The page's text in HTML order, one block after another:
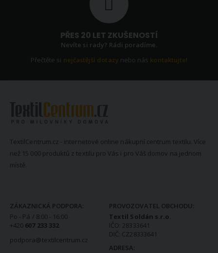
PŘES 20 LET ZKUŠENOSTÍ
Nevíte si rady? Rádi poradíme.
Přečtěte si nejčastější dotazy nebo nás kontaktujte!
TextilCentrum.cz - internetové online nákupní centrum textilu. Více
než 15 000 produktů z textilu pro Vás i pro Váš domov na jednom
místě.
ZÁKAZNICKÁ PODPORA:
Po - Pá / 8:00 - 16:00
+420 607 233 332
podpora@textilcentrum.cz
PROVOZOVATEL OBCHODU:
Textil Soldán s.r.o.
IČO: 28333641
DIČ: CZ28333641
ADRESA: